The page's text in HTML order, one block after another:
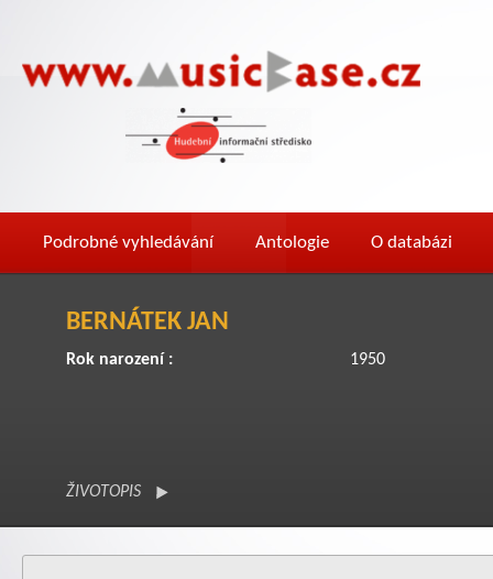
Podrobné vyhledávání Antologie O databázi
BERNÁTEK JAN
Rok narození : 1950
ŽIVOTOPIS